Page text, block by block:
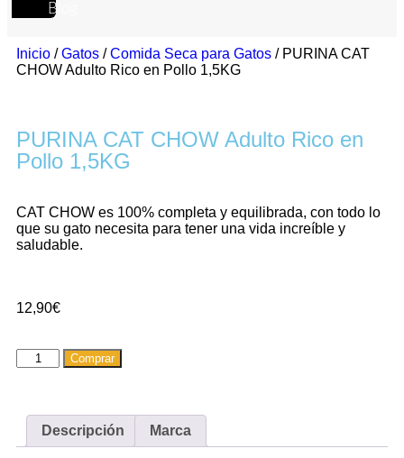
Blog
Inicio /Gatos /Comida Seca para Gatos / PURINA CAT
CHOW Adulto Rico en Pollo 1,5KG
PURINA CAT CHOW Adulto Rico en
Pollo 1,5KG
CAT CHOW es 100% completa y equilibrada, con todo lo
que su gato necesita para tener una vida increíble y
saludable.
12,90€
Comprar
Descripción Marca